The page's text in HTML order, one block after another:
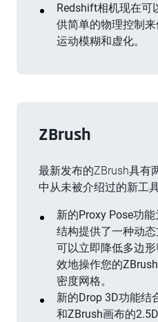
Redshift相机现在可
供简单的物理控制来
运动模糊和虚化。
ZBrush
最新发布的ZBrush具有
中从未被介绍过的新工具
新的Proxy Pose功
结构提供了一种动
可以立即降低多边
效地操作您的
密度网格。
新的Drop 3D功能结
和ZBrush画布的